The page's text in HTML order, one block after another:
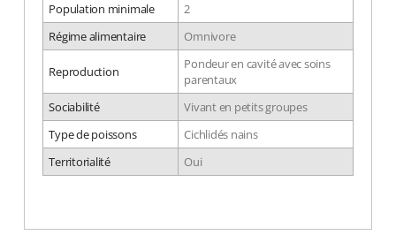
Population minimale
2
Régime alimentaire
Omnivore
Reproduction
Pondeur en cavité avec soins
parentaux
Sociabilité
Vivant en petits groupes
Type de poissons
Cichlidés nains
Territorialité
Oui